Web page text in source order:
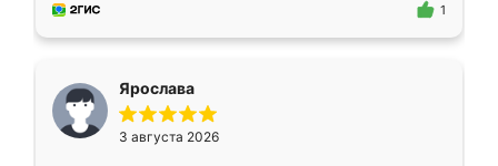
предложил по моему эскизу самый
1
Ярослава
3 августа 2026